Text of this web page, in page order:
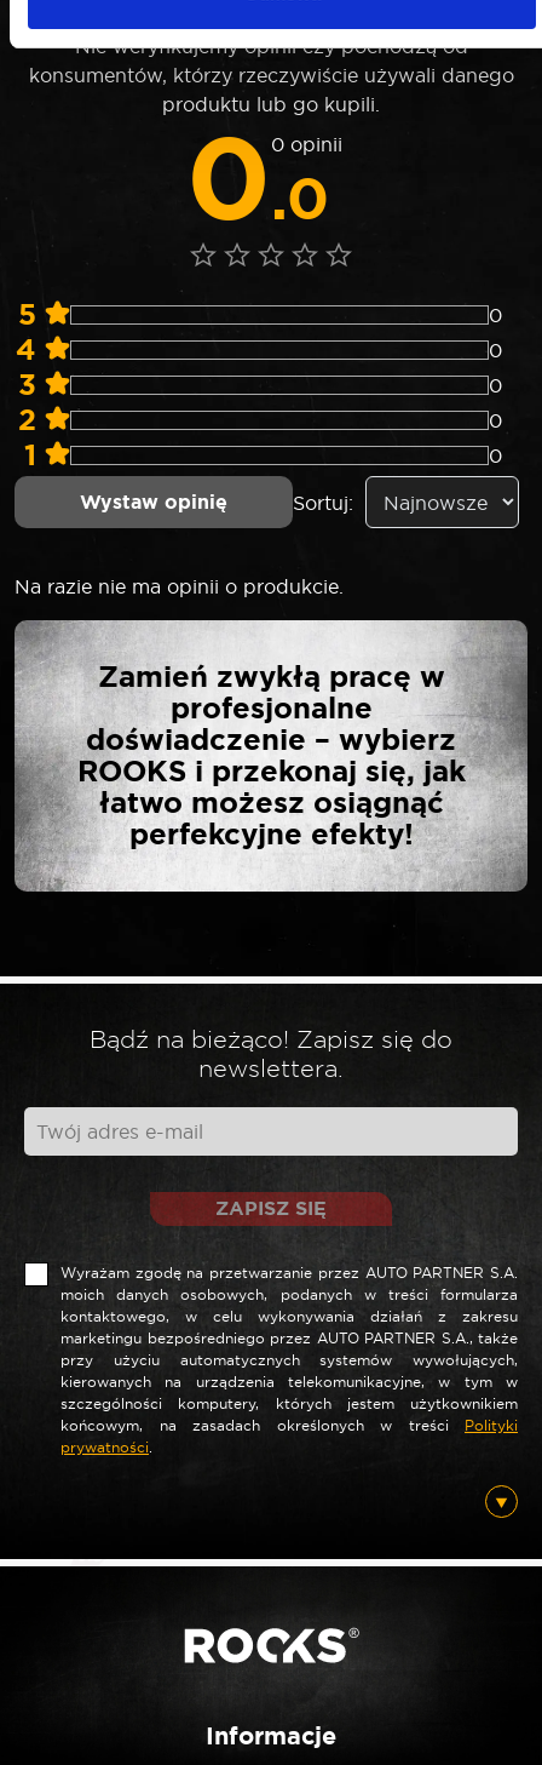
Nie weryfikujemy opinii czy pochodzą od
konsumentów, którzy rzeczywiście używali danego
produktu lub go kupili.
0.0
0 opinii
5 0
4 0
3 0
2 0
1 0
Wystaw opinię Sortuj:
Na razie nie ma opinii o produkcie.
NAPISZ PIERWSZĄ
OPINIĘ O „ROOKS LONG
BIT 10 MM 3/8″ HEX 12
MM X 75 MM S2 2 SZT”
Twój adres email nie zostanie opublikowany.
Wymagane pola są oznaczone
*
Twoja opinia*
Nazwa *
E-mail*
Zamień zwykłą pracę w
profesjonalne
doświadczenie – wybierz
ROOKS i przekonaj się, jak
łatwo możesz osiągnąć
perfekcyjne efekty!
Bądź na bieżąco! Zapisz się do
newslettera.
ZAPISZ SIĘ
Wyrażam zgodę na przetwarzanie przez AUTO PARTNER S.A.
moich danych osobowych, podanych w treści formularza
kontaktowego, w celu wykonywania działań z zakresu
marketingu bezpośredniego przez AUTO PARTNER S.A., także
przy użyciu automatycznych systemów wywołujących,
kierowanych na urządzenia telekomunikacyjne, w tym w
szczególności komputery, których jestem użytkownikiem
końcowym, na zasadach określonych w treści Polityki
prywatności.
Informacje